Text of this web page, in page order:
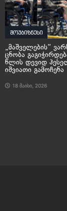
შოუბიზნესი
„მაშველების“
ცნობა
წლის დევიდ
იშვიათი გამოჩენა
18 მაისი, 2026